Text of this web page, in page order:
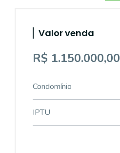
Valor venda
R$ 1.150.000,00
Condomínio
IPTU